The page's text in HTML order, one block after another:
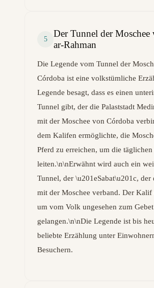
5
Der Tunnel der
ar-Rahman
Die Legende vom Tunnel der
Córdoba ist eine volkstümliche
Legende besagt, dass es einen
Tunnel gibt, der die Palaststadt
mit der Moschee von Córdoba
dem Kalifen ermöglichte, die
Pferd zu erreichen, um die täglichen
leiten.\n\nErwähnt wird auch ein
Tunnel, der \u201eSabat\u201c, der
mit der Moschee verband. Der Kalif
um vom Volk ungesehen zum
gelangen.\n\nDie Legende ist bis
beliebte Erzählung unter
Besuchern.